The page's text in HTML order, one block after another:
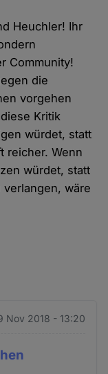
Heuchler! Ihr
Community!
die
vorgehen
Kritik
würdet, statt
reicher. Wenn
würdet, statt
wäre
Nov 2018 - 13:20